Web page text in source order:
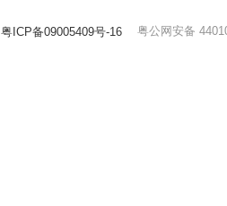
粤ICP备09005409号-16 粤公网安备